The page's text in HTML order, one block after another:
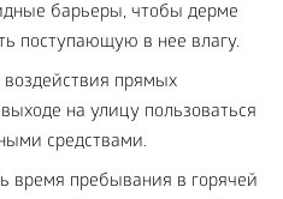
барьеры, чтобы дерме
поступающую в нее влагу.
прямых
на улицу пользоваться
средствами.
время пребывания в горячей